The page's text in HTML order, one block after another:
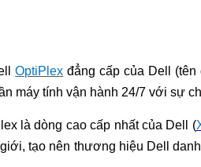
OptiPlex đẳng cấp của Dell
máy tính vận hành 24/7 với sự
là dòng cao cấp nhất của Dell (
tạo nên thương hiệu Dell dan